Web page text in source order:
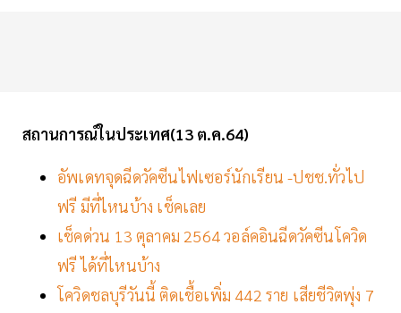
สถานการณ์ในประเทศ(13 ต.ค.64)
อัพเดทจุดฉีดวัคซีนไฟเซอร์นักเรียน -ปชช.ทั่วไป
ฟรี มีที่ไหนบ้าง เช็คเลย
เช็คด่วน 13 ตุลาคม 2564 วอล์คอินฉีดวัคซีนโควิด
ฟรี ได้ที่ไหนบ้าง
โควิดชลบุรีวันนี้ ติดเชื้อเพิ่ม 442 ราย เสียชีวิตพุ่ง 7